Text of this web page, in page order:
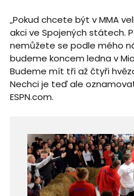
„Pokud chcete být v MMA
akci ve Spojených státech.
nemůžete se podle mého
budeme koncem ledna v
Budeme mít tři až čtyři
Nechci je teď ale
ESPN.com.